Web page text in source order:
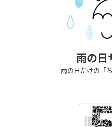
雨の日
雨の日だけの「